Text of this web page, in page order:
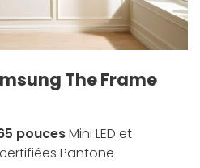
The Frame
poucesMini LED et
Pantone